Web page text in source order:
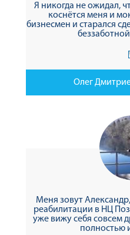
Я никогда не ожидал,
коснётся меня и
бизнесмен и старался
Олег
Меня зовут
реабилитации в НЦ
уже вижу себя совсем
полностью